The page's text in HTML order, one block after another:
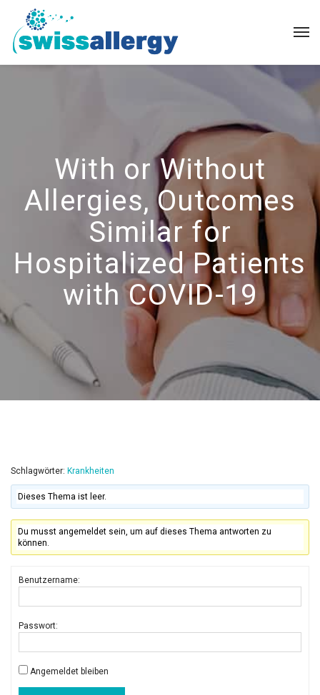
With or Without
Allergies, Outcomes
Similar for
Hospitalized Patients
with COVID-19
Schlagwörter: Krankheiten
Dieses Thema ist leer.
Du musst angemeldet sein, um auf dieses Thema antworten zu
können.
Benutzername:
Passwort:
Angemeldet bleiben